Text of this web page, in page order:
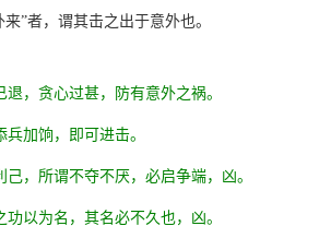
”者，谓其击之出于意外也。
，贪心过甚，防有意外之祸。
加饷，即可进击。
，所谓不夺不厌，必启争端，凶。
以为名，其名必不久也，凶。